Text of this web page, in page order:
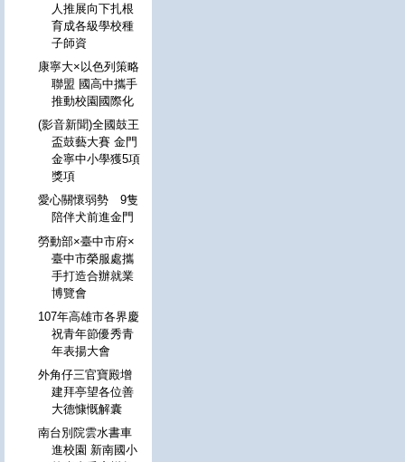
人推展向下扎根
育成各級學校種
子師資
康寧大×以色列策略
聯盟 國高中攜手
推動校園國際化
(影音新聞)全國鼓王
盃鼓藝大賽 金門
金寧中小學獲5項
獎項
愛心關懷弱勢 9隻
陪伴犬前進金門
勞動部×臺中市府×
臺中市榮服處攜
手打造合辦就業
博覽會
107年高雄市各界慶
祝青年節優秀青
年表揚大會
外角仔三官寶殿增
建拜亭望各位善
大德慷慨解囊
南台別院雲水書車
進校園 新南國小